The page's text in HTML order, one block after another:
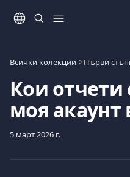
Всички колекции Първи
Кои отчети
моя акаунт
5 март 2026 г.